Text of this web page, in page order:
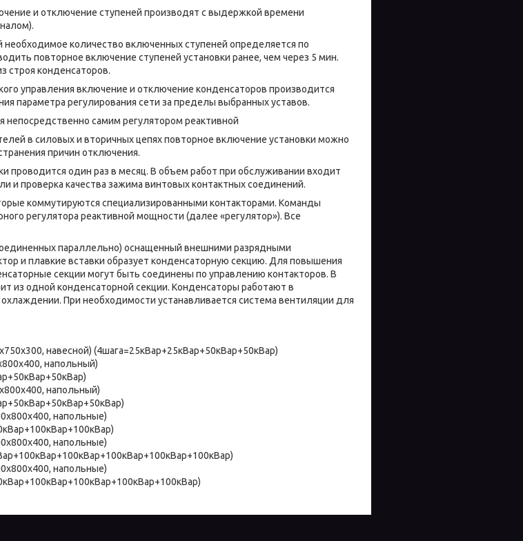
и отключение ступеней производят с выдержкой времени
количество включенных ступеней определяется по
повторное включение ступеней установки ранее, чем через 5 мин.
строя конденсаторов.
включение и отключение конденсаторов производится
параметра регулирования сети за пределы выбранных уставов.
самим регулятором реактивной
в силовых и вторичных цепях повторное включение установки можно
причин отключения.
один раз в месяц. В объем работ при обслуживании входит
и проверка качества зажима винтовых контактных соединений.
коммутируются специализированными контакторами. Команды
регулятора реактивной мощности (далее «регулятор»). Все
параллельно) оснащенный внешними разрядными
и плавкие вставки образует конденсаторную секцию. Для повышения
секции могут быть соединены по управлению контакторов. В
из одной конденсаторной секции. Конденсаторы работают в
При необходимости устанавливается система вентиляции для
навесной) (4шага=25кВар+25кВар+50кВар+50кВар)
напольный)
напольный)
напольные)
напольные)
напольные)